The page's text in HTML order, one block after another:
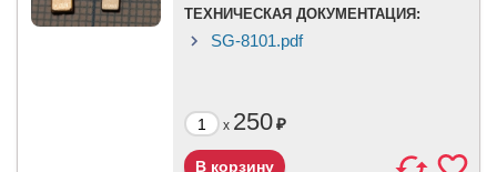
ТЕХНИЧЕСКАЯ ДОКУМЕНТАЦИЯ:
SG-8101.pdf
x 250₽